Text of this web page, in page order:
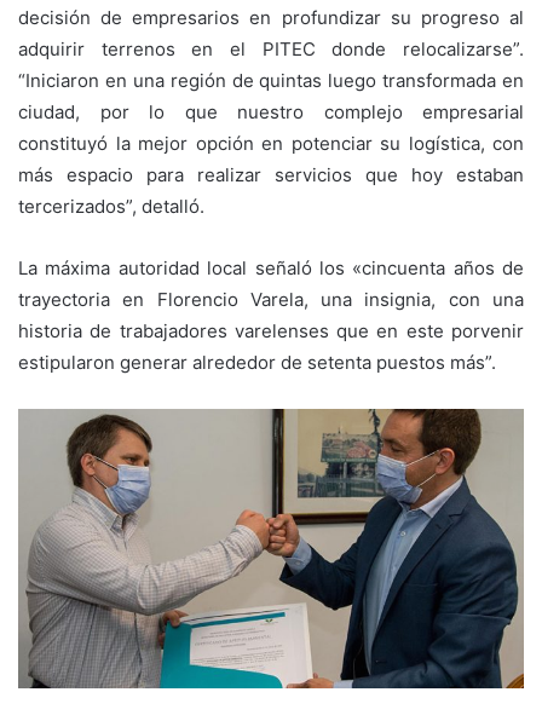
decisión de empresarios en profundizar su progreso al
adquirir terrenos en el PITEC donde relocalizarse”.
“Iniciaron en una región de quintas luego transformada en
ciudad, por lo que nuestro complejo empresarial
constituyó la mejor opción en potenciar su logística, con
más espacio para realizar servicios que hoy estaban
tercerizados”, detalló.
La máxima autoridad local señaló los «cincuenta años de
trayectoria en Florencio Varela, una insignia, con una
historia de trabajadores varelenses que en este porvenir
estipularon generar alrededor de setenta puestos más”.